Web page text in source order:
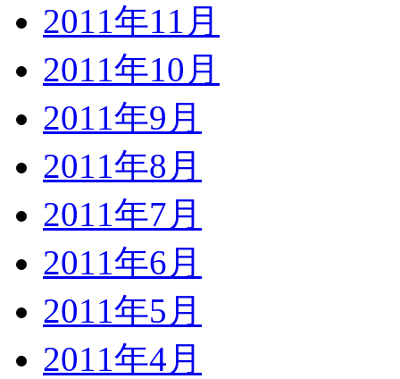
2011年11月
2011年10月
2011年9月
2011年8月
2011年7月
2011年6月
2011年5月
2011年4月